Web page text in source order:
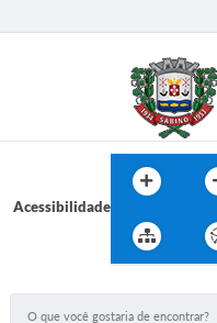
Acessibilidade